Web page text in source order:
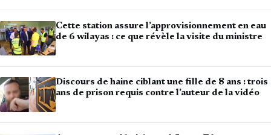
Cette station assure l’approvisionnement en eau
de 6 wilayas : ce que révèle la visite du ministre
Discours de haine ciblant une fille de 8 ans : trois
ans de prison requis contre l’auteur de la vidéo